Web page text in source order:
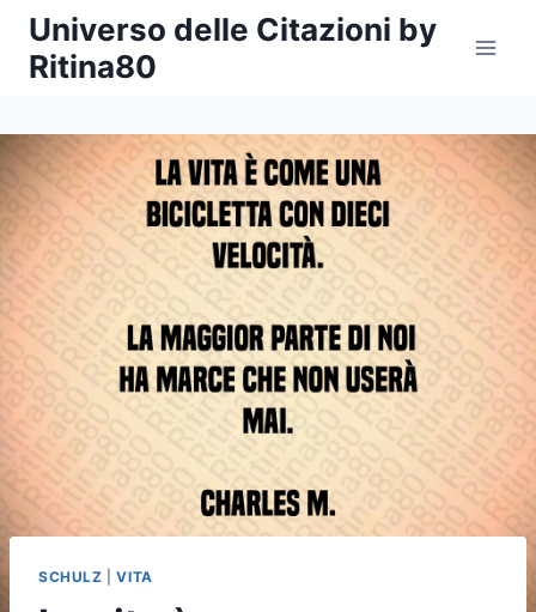
Salta
contenuto
Universo delle Citazioni by
Ritina80
SCHULZ |VITA